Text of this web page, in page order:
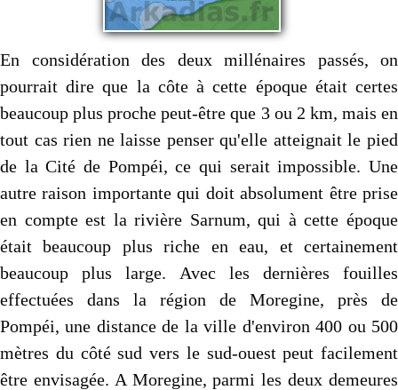
En considération des deux millénaires passés, on
pourrait dire que la côte à cette époque était certes
beaucoup plus proche peut-être que 3 ou 2 km, mais en
tout cas rien ne laisse penser qu'elle atteignait le pied
de la Cité de Pompéi, ce qui serait impossible. Une
autre raison importante qui doit absolument être prise
en compte est la rivière Sarnum, qui à cette époque
était beaucoup plus riche en eau, et certainement
beaucoup plus large. Avec les dernières fouilles
effectuées dans la région de Moregine, près de
Pompéi, une distance de la ville d'environ 400 ou 500
mètres du côté sud vers le sud-ouest peut facilement
être envisagée. A Moregine, parmi les deux demeures